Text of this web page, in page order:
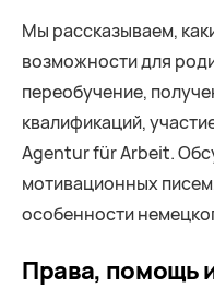
Мы рассказываем,
возможности для
переобучение,
квалификаций,
Agentur für Arbeit.
мотивационных
особенности
Права, помощь